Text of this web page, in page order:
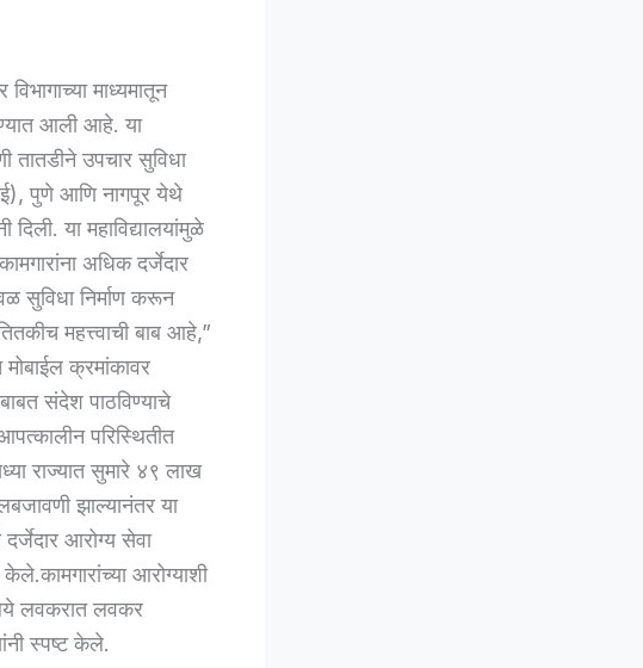
माध्यमातून
आली आहे. या
तातडीने उपचार सुविधा
पुणे आणि नागपूर येथे
दिली. या महाविद्यालयांमुळे
अधिक दर्जेदार
सुविधा निर्माण करून
महत्त्वाची बाब आहे,”
क्रमांकावर
संदेश पाठविण्याचे
परिस्थितीत
राज्यात सुमारे ४९ लाख
झाल्यानंतर या
आरोग्य सेवा
आरोग्याशी
लवकरात लवकर
स्पष्ट केले.